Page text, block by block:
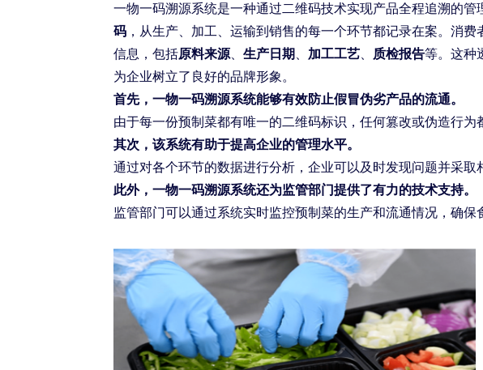
一物一码溯源系统是一种通过二维码技术实现产品全程追溯的管
码 ，从生产、加工、运输到销售的每一个环节都记录在案。消
信息，包括原料来源 生产日期 加工工艺 质检报告等。这种
为企业树立了良好的品牌形象。
首先，一物一码溯源系统能够有效防止假冒伪劣产品的流通。
由于每一份预制菜都有唯一的二维码标识，任何篡改或伪造行为
其次，该系统有助于提高企业的管理水平。
通过对各个环节的数据进行分析，企业可以及时发现问题并采
此外，一物一码溯源系统还为监管部门提供了有力的技术支持。
监管部门可以通过系统实时监控预制菜的生产和流通情况，确保